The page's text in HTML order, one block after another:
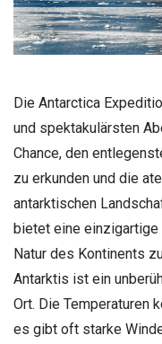
Die Antarctica
und spektakulärsten
Chance, den
zu erkunden und die
antarktischen
bietet eine einzigartige
Natur des Kontinents
Antarktis ist ein
Ort. Die Temperaturen
es gibt oft starke